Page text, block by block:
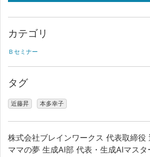
カテゴリ
Ｂセミナー
タグ
近藤昇 本多幸子
株式会社ブレインワークス 代表取締役
ママの夢 生成AI部 代表・生成AIマスタ